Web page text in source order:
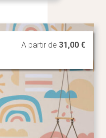
A partir de 31,00 €